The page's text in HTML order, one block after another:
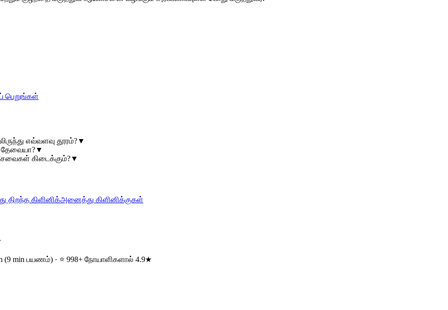
பெறுங்கள்
எவ்வளவு தூரம்?▼
தேவையா?▼
சேவைகள் கிடைக்கும்?▼
திறந்த கிளினிக்அனைத்து கிளினிக்குகள்
(9 min பயணம்) · ⭐ 998+ நோயாளிகளால் 4.9★